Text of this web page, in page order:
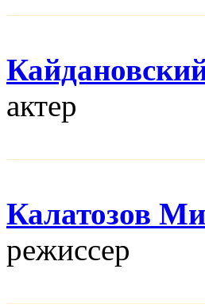
актер
Калатозов
режисcер